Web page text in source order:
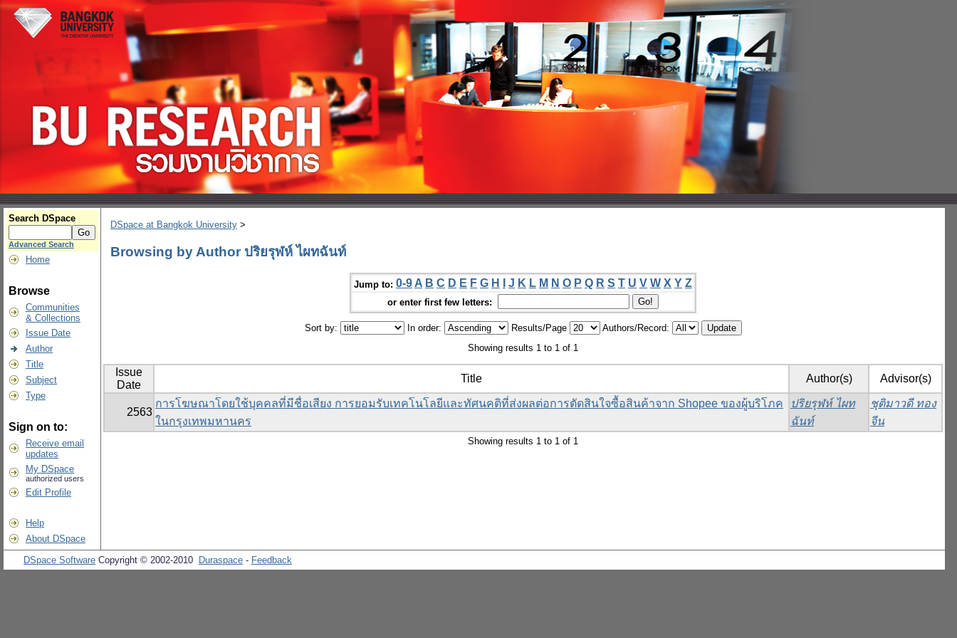
Search DSpace
Advanced Search
Home
Browse
Communities
& Collections
Issue Date
Author
Title
Subject
Type
Sign on to:
Receive email
updates
My DSpace
authorized users
Edit Profile
Help
About DSpace
DSpace at Bangkok University >
Browsing by Author ปริยรุฬห์ ไผทฉันท์
Jump to: 0-9 A B C D E F G H J K L M N O P Q R S T U V W X Y Z
or enter first few letters:
Sort by: In order: Results/Page
Authors/Record:
Showing results 1 to 1 of 1
Issue
Date
Title Author(s) Advisor(s)
2563
การโฆษณาโดยใช้บุคคลที่มีชื่อเสียง การยอมรับเทคโนโลยีและทัศนคติที่ส่งผลต่อการตัดสินใจซื้อสินค้าจาก Shopee ของผู้บริโภค
ในกรุงเทพมหานคร
ปริยรุฬห์ ไผท
ฉันท์
ชุติมาวดี ทอง
จีน
Showing results 1 to 1 of 1
DSpace Software Copyright © 2002-2010 Duraspace - Feedback